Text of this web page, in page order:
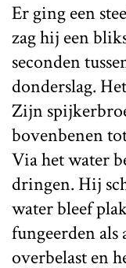
Er ging een
zag hij een
seconden
donderslag.
Zijn
bovenbenen
Via het water
dringen. Hij
water bleef
fungeerden als
overbelast en